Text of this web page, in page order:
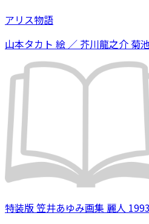
アリス物語
山本タカト 絵 ／ 芥川龍之介 菊
特装版 笠井あゆみ画集 麗人